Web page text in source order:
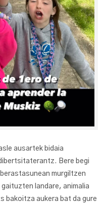
ausartek bidaia
Bere begi
murgiltzen
landare, animalia
bakoitza aukera bat da gure